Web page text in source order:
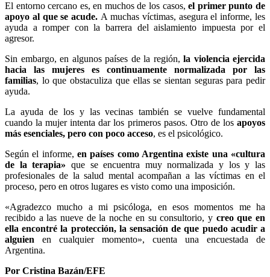
El entorno cercano es, en muchos de los casos,el primer punto de
apoyo al que se acude. A muchas víctimas, asegura el informe, les
ayuda a romper con la barrera del aislamiento impuesta por el
agresor.
Sin embargo, en algunos países de la región, la violencia ejercida
hacia las mujeres es continuamente normalizada por las
familias, lo que obstaculiza que ellas se sientan seguras para pedir
ayuda.
La ayuda de los y las vecinas también se vuelve fundamental
cuando la mujer intenta dar los primeros pasos. Otro de los apoyos
más esenciales, pero con poco acceso, es el psicológico.
Según el informe, en países como Argentina existe una «cultura
de la terapia» que se encuentra muy normalizada y los y las
profesionales de la salud mental acompañan a las víctimas en el
proceso, pero en otros lugares es visto como una imposición.
«Agradezco mucho a mi psicóloga, en esos momentos me ha
recibido a las nueve de la noche en su consultorio, y creo que en
ella encontré la protección, la sensación de que puedo acudir a
alguien en cualquier momento», cuenta una encuestada de
Argentina.
Por Cristina Bazán/EFE